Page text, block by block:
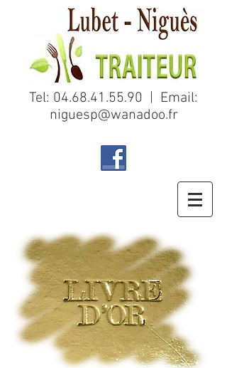
Tel: 04.68.41.55.90 | Email:
niguesp@wanadoo.fr